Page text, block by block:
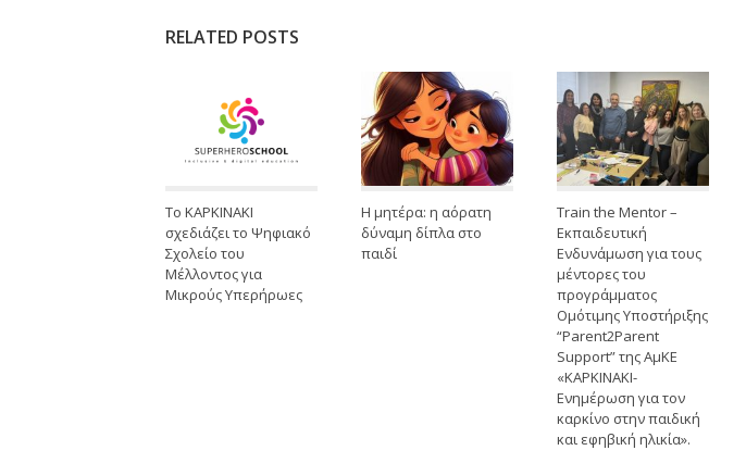
RELATED POSTS
Το ΚΑΡΚΙΝΑΚΙ
σχεδιάζει το Ψηφιακό
Σχολείο του
Μέλλοντος για
Μικρούς Υπερήρωες
Η μητέρα: η αόρατη
δύναμη δίπλα στο
παιδί
Train the Mentor –
Εκπαιδευτική
Ενδυνάμωση για τους
μέντορες του
προγράμματος
Ομότιμης Υποστήριξης
“Parent2Parent
Support” της ΑμΚΕ
«ΚΑΡΚΙΝΑΚΙ-
Ενημέρωση για τον
καρκίνο στην παιδική
και εφηβική ηλικία».